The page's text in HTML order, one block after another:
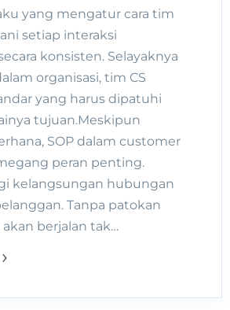
yang mengatur cara tim
setiap interaksi
konsisten. Selayaknya
organisasi, tim CS
yang harus dipatuhi
tujuan.Meskipun
SOP dalam customer
peran penting.
kelangsungan hubungan
Tanpa patokan
berjalan tak…